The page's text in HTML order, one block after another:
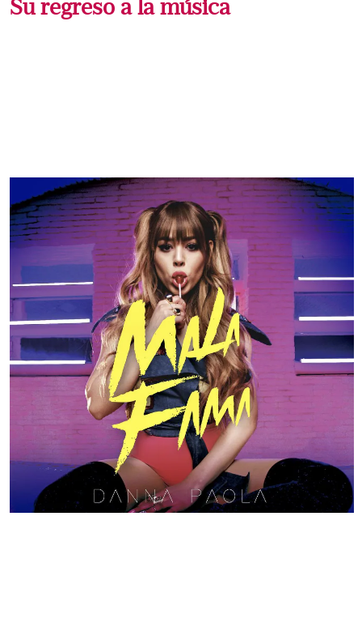
Su regreso a la música